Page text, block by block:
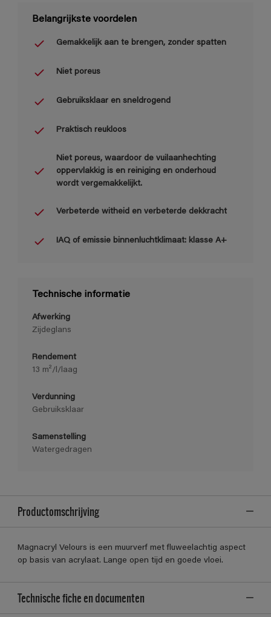
Belangrijkste voordelen
Gemakkelijk aan te brengen, zonder spatten
Niet poreus
Gebruiksklaar en sneldrogend
Praktisch reukloos
Niet poreus, waardoor de vuilaanhechting
oppervlakkig is en reiniging en onderhoud
wordt vergemakkelijkt.
Verbeterde witheid en verbeterde dekkracht
IAQ of emissie binnenluchtklimaat: klasse A+
Technische informatie
Afwerking
Zijdeglans
Rendement
13 m²/l/laag
Verdunning
Gebruiksklaar
Samenstelling
Watergedragen
Productomschrijving
Magnacryl Velours is een muurverf met fluweelachtig aspect
op basis van acrylaat. Lange open tijd en goede vloei.
Technische fiche en documenten